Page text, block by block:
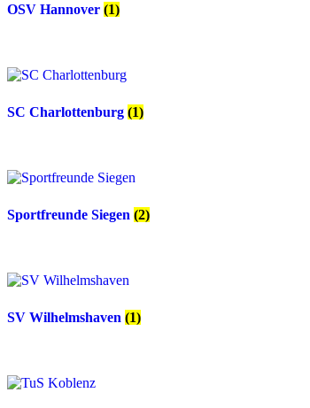
OSV Hannover (1)
SC Charlottenburg (1)
Sportfreunde Siegen (2)
SV Wilhelmshaven (1)